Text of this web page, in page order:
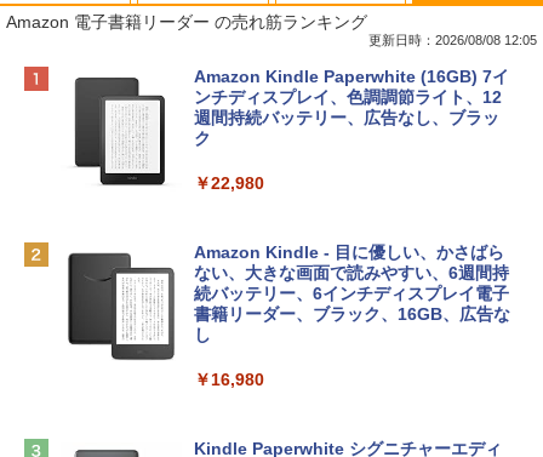
Apple 2026 MacBook Neo A18 Proチッ
プ搭載13インチノートブック：AIとAppl
e Intelligenceのために設計、Liquid Ret
inaディスプレイ、8GBユニファイドメモ
eTime HDカメラ - インディゴ
tomtoc 360°保護 15.6 16インチ パソコ
ンケース Dell NEC Lavie ASUS HP dyna
book Lenovo対応
￥2,952
Apple 2026 MacBook Air M5チップ搭載
Robloxギフトカード - 800 Robux 【限
定バーチャルアイテムを含む】 【オンラ
インゲームコード】 ロブロックス | オン
ラインコード版
￥1,300
Robloxギフトカード - 1000 Robux 【限
定バーチャルアイテムを含む】 【オンラ
インゲームコード】 ロブロックス |オン
ラインコード版
4(最新 永続版)|オンラインコード版|Wind
生成AIパスポート公式テキスト 第４版
￥1,766
出す プロンプトの言葉 AI画像生成シリー
ズ (はぴーイラストLabo)
￥480
ClaudeCode いちばんやさしい 教科書:
にもKindle出版にも！ 非エンジニアのた
Amazon 電子書籍リーダー の売れ筋ランキング
更新日時：2026/08/08 12:05
Amazon Kindle Paperwhite (16GB) 7イ
ンチディスプレイ、色調調節ライト、12
週間持続バッテリー、広告なし、ブラッ
ク
￥22,980
Amazon Kindle - 目に優しい、かさばら
ない、大きな画面で読みやすい、6週間持
続バッテリー、6インチディスプレイ電子
書籍リーダー、ブラック、16GB、広告な
し
￥16,980
Kindle Paperwhite シグニチャーエディ